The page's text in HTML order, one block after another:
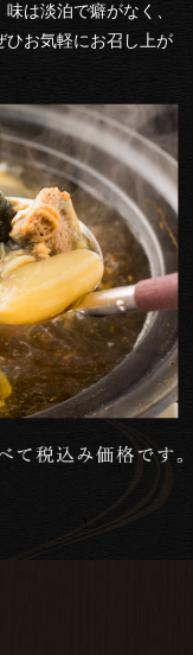
は淡泊で癖がなく、
ひお気軽にお召し上が